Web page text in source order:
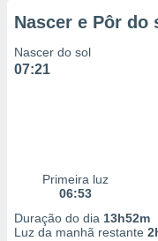
Nascer e Pôr do
Nascer do sol
07:21
Primeira luz
06:53
Duração do dia 13h52m
Luz da manhã restante